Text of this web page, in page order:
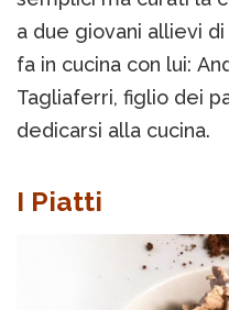
a due giovani allievi
fa in cucina con lui:
Tagliaferri, figlio dei
dedicarsi alla cucina.
I Piatti